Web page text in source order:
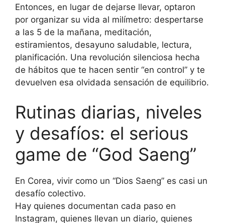
Entonces, en lugar de dejarse llevar, optaron
por organizar su vida al milímetro: despertarse
a las 5 de la mañana, meditación,
estiramientos, desayuno saludable, lectura,
planificación. Una revolución silenciosa hecha
de hábitos que te hacen sentir “en control” y te
devuelven esa olvidada sensación de equilibrio.
Rutinas diarias, niveles
y desafíos: el serious
game de “God Saeng”
En Corea, vivir como un “Dios Saeng” es casi un
desafío colectivo.
Hay quienes documentan cada paso en
Instagram, quienes llevan un diario, quienes